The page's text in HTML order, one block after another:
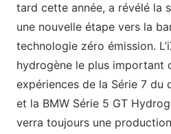
tard cette année, a révélé la
une nouvelle étape vers la
technologie zéro émission.
hydrogène le plus important
expériences de la Série 7 du
et la BMW Série 5 GT
verra toujours une